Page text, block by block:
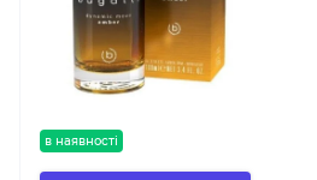
в наявності